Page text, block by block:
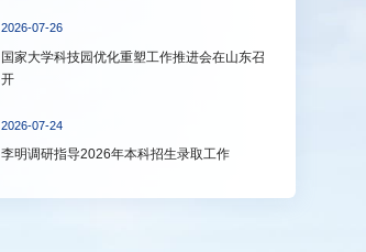
2026-07-26
国家大学科技园优化重塑工作推进会在山东召
开
2026-07-24
李明调研指导2026年本科招生录取工作